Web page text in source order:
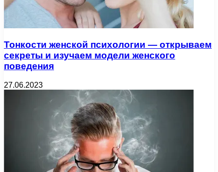
Тонкости женской психологии — открываем
секреты и изучаем модели женского
поведения
27.06.2023